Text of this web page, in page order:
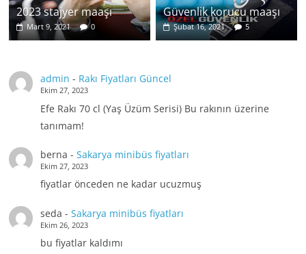
2023 stajyer maaşı
Mart 9, 2021 0
Güvenlik korucu maaşı
Şubat 16, 2021 5
admin - Rakı Fiyatları Güncel
Ekim 27, 2023
Efe Rakı 70 cl (Yaş Üzüm Serisi) Bu rakının üzerine
tanımam!
berna - Sakarya minibüs fiyatları
Ekim 27, 2023
fiyatlar önceden ne kadar ucuzmuş
seda - Sakarya minibüs fiyatları
Ekim 26, 2023
bu fiyatlar kaldımı